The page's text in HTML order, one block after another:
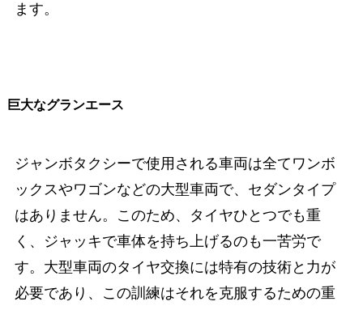
ます。
巨大なグランエース
ジャンボタクシーで使用される車両は全てワンボ
ックスやワゴンなどの大型車両で、セダンタイプ
はありません。このため、タイヤひとつでも重
く、ジャッキで車体を持ち上げるのも一苦労で
す。大型車両のタイヤ交換には特有の技術と力が
必要であり、この訓練はそれを克服するための重